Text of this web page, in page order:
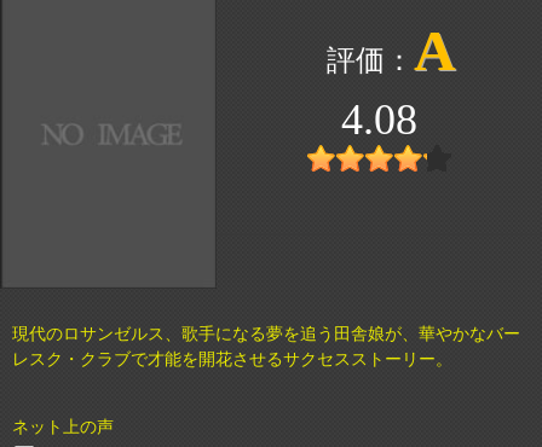
A
4.08
現代のロサンゼルス、歌手になる夢を追う田舎娘が、華やかなバー
レスク・クラブで才能を開花させるサクセスストーリー。
ネット上の声